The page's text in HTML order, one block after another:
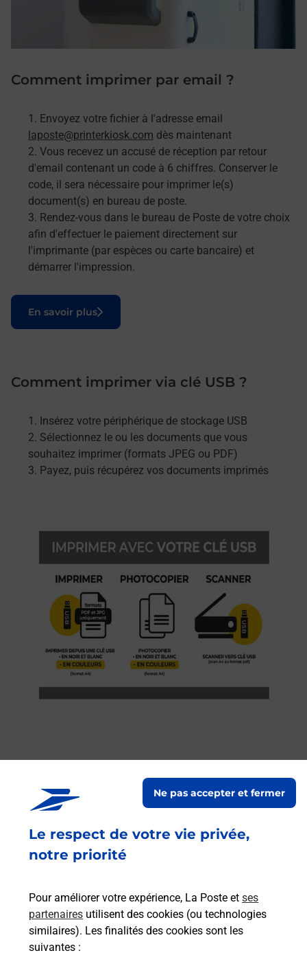
Le respect de votre vie privée,
notre priorité
Pour améliorer votre expérience, La Poste et ses
partenaires utilisent des cookies (ou technologies
similaires). Les finalités des cookies sont les
suivantes :
Ne pas accepter et fermer
Comment imprimer par email ?
Envoyez votre fichier à l'adresse email
laposte@printerkiosk.com dès maintenant
Vous recevez un accusé de réception par retour
d'email contenant un code à 6 chiffres. Conserver le
code, il sera nécessaire pour imprimer le(s)
document(s) en bureau de poste.
Rendez-vous dans le bureau de Poste de votre choix
afin d'effectuer le paiement directement sur
l'imprimante (par espèces ou carte bancaire) et
démarrer l'impression.
En savoir plus
Le lien s'ouvre dans un nouvel onglet
Comment imprimer via clé USB ?
Insérez votre périphérique de stockage USB
Sélectionnez le ou les documents que vous
souhaitez imprimer (formats JPEG ou PDF)
Payez, puis récupérez vos documents imprimés
Services
En savoir plus En